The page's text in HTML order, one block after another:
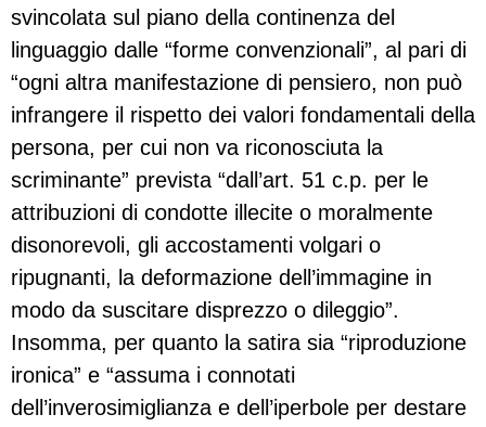
svincolata sul piano della continenza del
linguaggio dalle “forme convenzionali”, al pari di
“ogni altra manifestazione di pensiero, non può
infrangere il rispetto dei valori fondamentali della
persona, per cui non va riconosciuta la
scriminante” prevista “dall’art. 51 c.p. per le
attribuzioni di condotte illecite o moralmente
disonorevoli, gli accostamenti volgari o
ripugnanti, la deformazione dell’immagine in
modo da suscitare disprezzo o dileggio”.
Insomma, per quanto la satira sia “riproduzione
ironica” e “assuma i connotati
dell’inverosimiglianza e dell’iperbole per destare